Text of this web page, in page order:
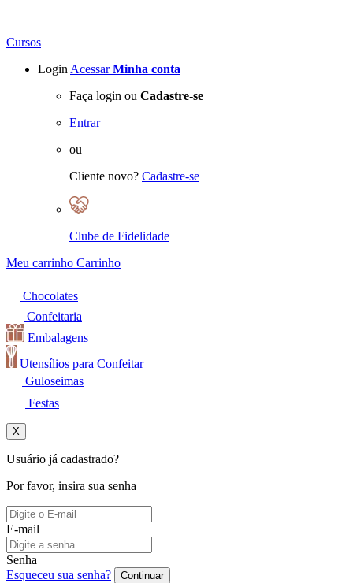
Cursos
Login Acessar Minha conta
Faça login ou Cadastre-se
Entrar
ou
Cliente novo? Cadastre-se
Clube de Fidelidade
Meu carrinho Carrinho
Chocolates
Confeitaria
Embalagens
Utensílios para Confeitar
Guloseimas
Festas
X
Usuário já cadastrado?
Por favor, insira sua senha
E-mail
Senha
Esqueceu sua senha?
Continuar